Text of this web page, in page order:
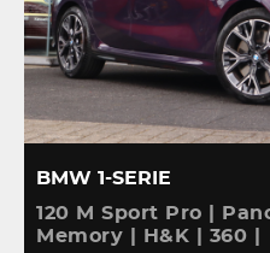
BMW 1-SERIE
120 M Sport Pro |
Memory | H&K | 360 |